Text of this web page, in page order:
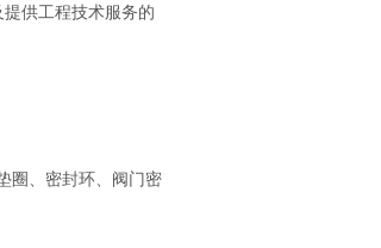
供工程技术服务的
圈、密封环、阀门密